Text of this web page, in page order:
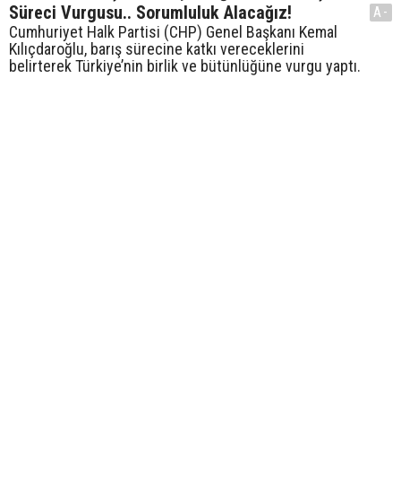
Süreci Vurgusu.. Sorumluluk Alacağız!
Cumhuriyet Halk Partisi (CHP) Genel Başkanı Kemal
Kılıçdaroğlu, barış sürecine katkı vereceklerini
belirterek Türkiye’nin birlik ve bütünlüğüne vurgu yaptı.
A-